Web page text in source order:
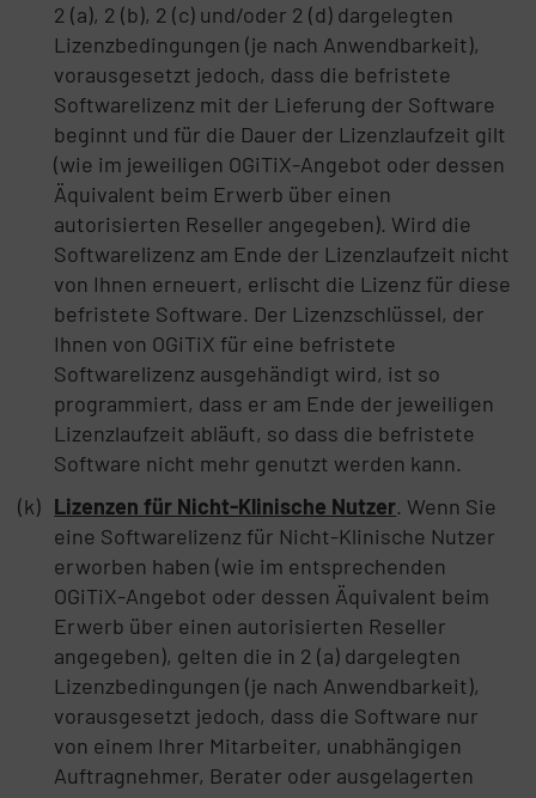
2 (a), 2 (b), 2 (c) und/oder 2 (d) dargelegten
Lizenzbedingungen (je nach Anwendbarkeit),
vorausgesetzt jedoch, dass die befristete
Softwarelizenz mit der Lieferung der Software
beginnt und für die Dauer der Lizenzlaufzeit gilt
(wie im jeweiligen OGiTiX-Angebot oder dessen
Äquivalent beim Erwerb über einen
autorisierten Reseller angegeben). Wird die
Softwarelizenz am Ende der Lizenzlaufzeit nicht
von Ihnen erneuert, erlischt die Lizenz für diese
befristete Software. Der Lizenzschlüssel, der
Ihnen von OGiTiX für eine befristete
Softwarelizenz ausgehändigt wird, ist so
programmiert, dass er am Ende der jeweiligen
Lizenzlaufzeit abläuft, so dass die befristete
Software nicht mehr genutzt werden kann.
Lizenzen für Nicht-Klinische Nutzer. Wenn Sie
eine Softwarelizenz für Nicht-Klinische Nutzer
erworben haben (wie im entsprechenden
OGiTiX-Angebot oder dessen Äquivalent beim
Erwerb über einen autorisierten Reseller
angegeben), gelten die in 2 (a) dargelegten
Lizenzbedingungen (je nach Anwendbarkeit),
vorausgesetzt jedoch, dass die Software nur
von einem Ihrer Mitarbeiter, unabhängigen
Auftragnehmer, Berater oder ausgelagerten